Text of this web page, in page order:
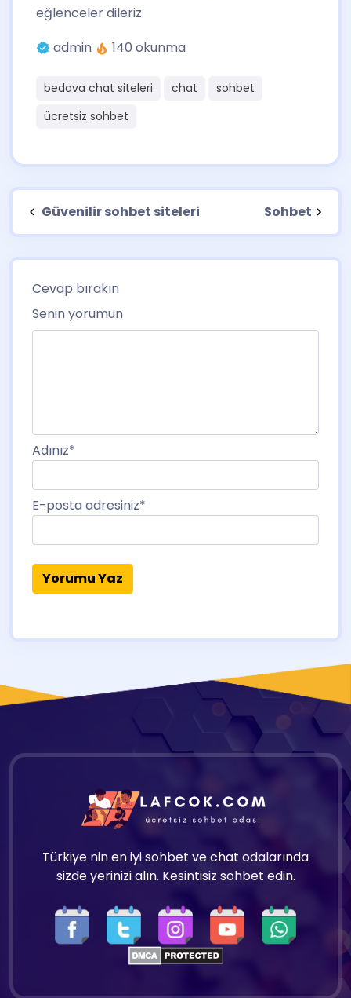
eğlenceler dileriz.
admin
140 okunma
bedava chat siteleri chat
sohbet
ücretsiz sohbet
Güvenilir sohbet siteleri Sohbet
Cevap bırakın
Senin yorumun
Adınız*
E-posta adresiniz*
Türkiye nin en iyi sohbet ve chat odalarında
sizde yerinizi alın. Kesintisiz sohbet edin.